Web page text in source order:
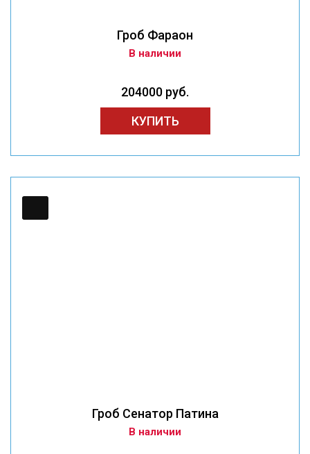
Гроб Фараон
В наличии
204000 руб.
КУПИТЬ
Гроб Сенатор Патина
В наличии